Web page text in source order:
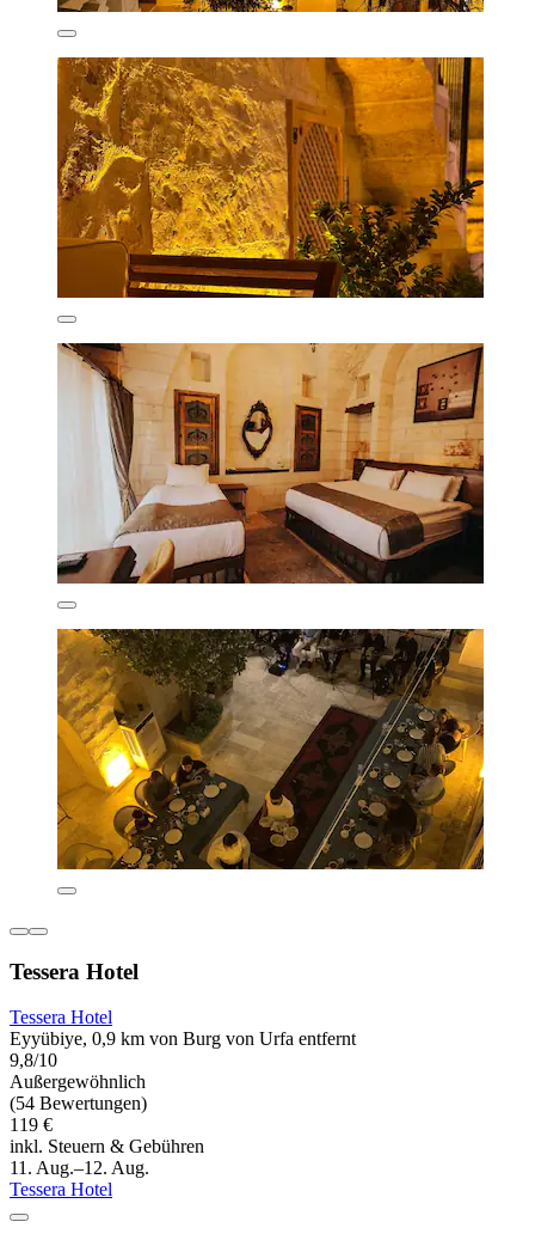
Tessera Hotel
Tessera Hotel
Eyyübiye, 0,9 km von Burg von Urfa entfernt
9,8/10
Außergewöhnlich
(54 Bewertungen)
119 €
inkl. Steuern & Gebühren
11. Aug.–12. Aug.
Tessera Hotel